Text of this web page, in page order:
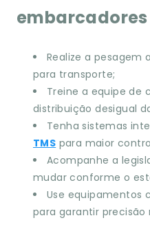
embarcadores
Realize a pesagem
para transporte;
Treine a equipe de
distribuição desigual
Tenha sistemas
TMS para maior
Acompanhe a
mudar conforme o
Use equipamentos
para garantir precisão